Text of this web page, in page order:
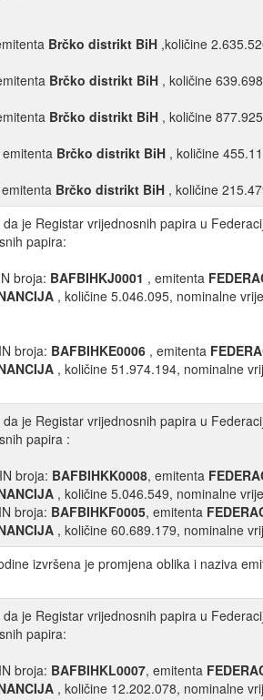
Brčko distrikt BiH ,količine
Brčko distrikt BiH , količine
Brčko distrikt BiH , količine
emitenta Brčko distrikt BiH , količine
Brčko distrikt BiH , količine
je Registar vrijednosnih papira u
papira:
broja: BAFBIHKJ0001 , emitenta
, količine 5.046.095, nominalne
broja: BAFBIHKE0006 , emitenta
, količine 51.974.194, nominalne
je Registar vrijednosnih papira u
papira :
broja: BAFBIHKK0008, emitenta
, količine 5.046.549, nominalne
broja: BAFBIHKF0005, emitenta
, količine 60.689.179, nominalne
izvršena je promjena oblika i naziva
je Registar vrijednosnih papira u
papira:
broja: BAFBIHKL0007, emitenta
, količine 12.202.078, nominalne